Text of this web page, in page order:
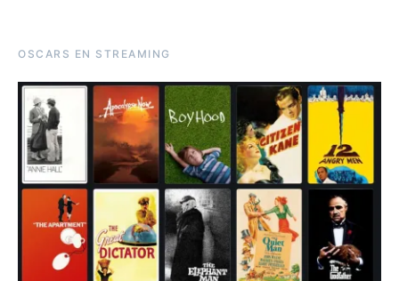
OSCARS EN STREAMING